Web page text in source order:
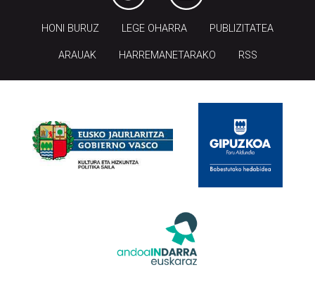
HONI BURUZ LEGE OHARRA PUBLIZITATEA
ARAUAK HARREMANETARAKO RSS